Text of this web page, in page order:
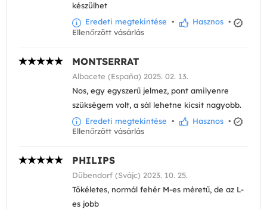
készülhet
Eredeti megtekintése • Hasznos •
Ellenőrzött vásárlás
MONTSERRAT
Albacete (España) 2025. 02. 13.
Nos, egy egyszerű jelmez, pont amilyenre
szükségem volt, a sál lehetne kicsit nagyobb.
Eredeti megtekintése • Hasznos •
Ellenőrzött vásárlás
PHILIPS
Dübendorf (Svájc) 2023. 10. 25.
Tökéletes, normál fehér M-es méretű, de az L-
es jobb